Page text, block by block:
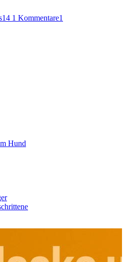
14 1 Kommentare1
Hund